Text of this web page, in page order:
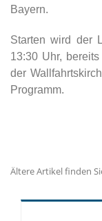
Bayern.
Starten wird der
13:30 Uhr,
der
Programm.
Ältere Artikel finden